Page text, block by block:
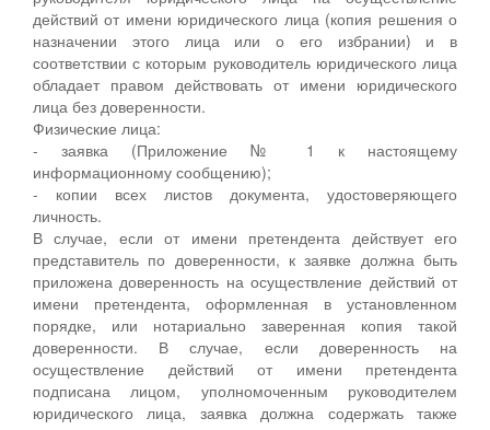
действий от имени юридического лица (копия решения о
назначении этого лица или о его избрании) и в
соответствии с которым руководитель юридического лица
обладает правом действовать от имени юридического
лица без доверенности.
Физические лица:
- заявка (Приложение № 1 к настоящему
информационному сообщению);
- копии всех листов документа, удостоверяющего
личность.
В случае, если от имени претендента действует его
представитель по доверенности, к заявке должна быть
приложена доверенность на осуществление действий от
имени претендента, оформленная в установленном
порядке, или нотариально заверенная копия такой
доверенности. В случае, если доверенность на
осуществление действий от имени претендента
подписана лицом, уполномоченным руководителем
юридического лица, заявка должна содержать также